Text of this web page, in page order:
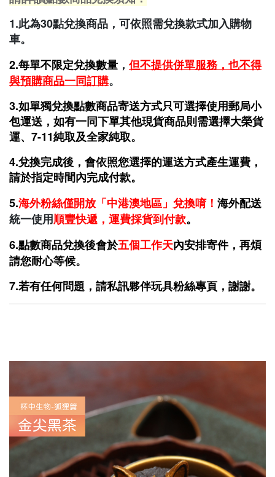
1.此為30點兌換商品，可依照需兌換款式加入購物
車。
2.每單不限定兌換數量 ， 但不提供併單服務，也不得
與預購商品一同訂購。
3.如單獨兌換點數商品寄送方式只可選擇使用郵局小
包運送，如有一同下單其他現貨商品則需選擇大榮貨
運、7-11純取及全家純取。
4.兌換完成後，會依照您選擇的運送方式產生運費 ，
請於指定時間內完成付款。
5.海外粉絲僅開放「中港澳地區」兌換唷！ 海外配送
統一使用順豐快遞，運費採貨到付款。
6.點數商品兌換後會於五個工作天內安排寄件，再煩
請您耐心等候。
7.若有任何問題，請私訊夥伴玩具粉絲專頁，謝謝。